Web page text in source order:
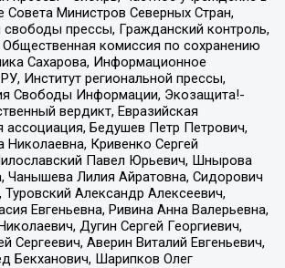
Совета Министров Северных Стран,
прессы, Гражданский контроль,
комиссия по сохранению
Сахарова, Информационное
Институт региональной прессы,
Свободы Информации, Экозащита!-
вердикт, Евразийская
ассоциация, Бедушев Петр Петрович,
Николаевна, Кривенко Сергей
Павел Юрьевич, Шнырова
Чанышева Лилия Айратовна, Сидорович
Туровский Александр Алексеевич,
Евгеньевна, Ривина Анна Валерьевна,
Дугин Сергей Георгиевич,
Сергеевич, Аверин Виталий Евгеньевич,
Бекханович, Шарипков Олег